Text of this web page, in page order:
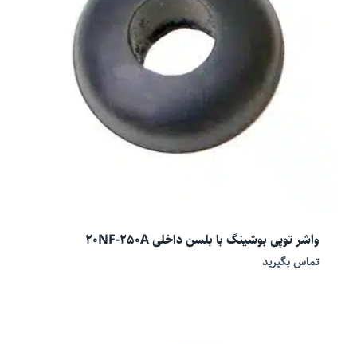
واشر توپی بوشینگ با بلسن داخلی 20NF-250A
تماس بگیرید